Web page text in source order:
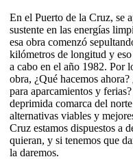
En el Puerto de la Cruz, se
sustente en las energías
esa obra comenzó
kilómetros de longitud y
a cabo en el año 1982. Por
obra, ¿Qué hacemos
para aparcamientos y
deprimida comarca del
alternativas viables y
Cruz estamos dispuestos a
quieran, y si tenemos que
la daremos.